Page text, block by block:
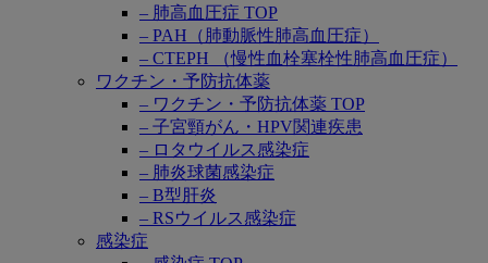
– 肺高血圧症 TOP
– PAH（肺動脈性肺高血圧症）
– CTEPH （慢性血栓塞栓性肺高血圧症）
ワクチン・予防抗体薬
– ワクチン・予防抗体薬 TOP
– 子宮頸がん・HPV関連疾患
– ロタウイルス感染症
– 肺炎球菌感染症
– B型肝炎
– RSウイルス感染症
感染症